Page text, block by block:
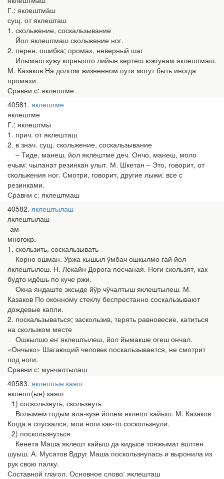
Г.: яклештмӓш
сущ. от яклешташ
1. скольжение, соскальзывание
Йол яклештмаш скольжение ног.
2. перен. ошибка; промах, неверный шаг
Илымаш кужу корнышто лийын кертеш южгунам яклештмаш.
М. Казаков На долгом жизненном пути могут быть иногда
промахи.
Сравни с: яклештме
40581 яклештме
яклештме
Г.: яклештмӹ
1. прич. от яклешташ
2. в знач. сущ. скольжение, соскальзывание
– Тиде, манеш, йол яклештме деч. Ончо, манеш, моло
ечым: чыланат резинкан улыт. М. Шкетан – Это, говорит, от
скольжения ног. Смотри, говорит, другие лыжи: все с
резинками.
Сравни с: яклештмаш
40582 яклештылаш
яклештылаш
-ам
многокр.
1. скользить, соскальзывать
Корно ошман. Уржа кышыл ӱмбач ошкылмо гай йол
яклештылеш. Н. Лекайн Дорога песчаная. Ноги скользят, как
будто идёшь по куче ржи.
Окна яндаште эксыде йӱр чӱчалтыш яклештылеш. М.
Казаков По оконному стеклу беспрестанно соскальзывают
дождевые капли.
2. поскальзываться; заскользив, терять равновесие, катиться
на скользком месте
Ошкылшо еҥ яклештылеш, йол йымакше огеш ончал.
«Ончыко» Шагающий человек поскальзывается, не смотрит
под ноги.
Сравни с: мунчалтылаш
40583 яклештын каяш
яклешт(ын) каяш
1) соскользнуть, скользнуть
Волымем годым ала-кузе йолем яклешт кайыш. М. Казаков
Когда я спускался, мои ноги как-то соскользнули.
2) поскользнуться
Кенета Маша яклешт кайыш да кидысе тояжымат волтен
шуыш. А. Мусатов Вдруг Маша поскользнулась и выронила из
рук свою палку.
Составной глагол. Основное слово: яклешташ